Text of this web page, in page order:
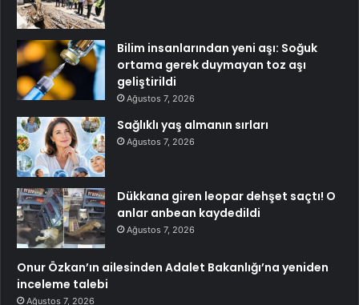
Bilim insanlarından yeni aşı: Soğuk
ortama gerek duymayan toz aşı
geliştirildi
Ağustos 7, 2026
Sağlıklı yaş almanın sırları
Ağustos 7, 2026
Dükkana giren leopar dehşet saçtı! O
anlar anbean kaydedildi
Ağustos 7, 2026
Onur Özkan’ın ailesinden Adalet Bakanlığı’na yeniden
inceleme talebi
Ağustos 7, 2026